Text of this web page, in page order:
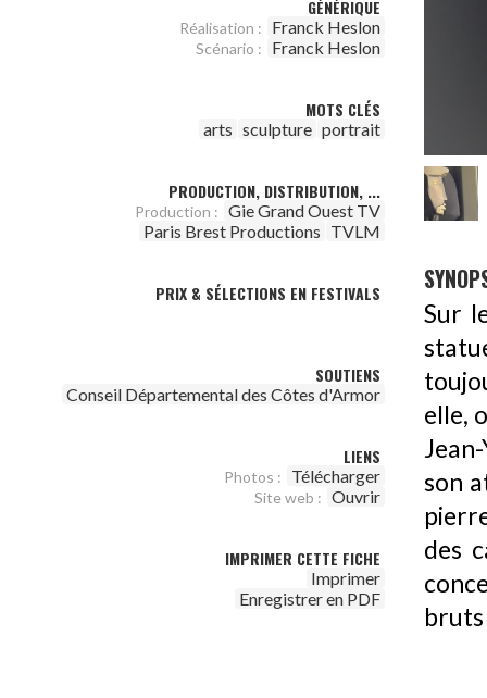
GÉNÉRIQUE
Réalisation : Franck Heslon
Scénario : Franck Heslon
MOTS CLÉS
arts sculpture portrait
PRODUCTION, DISTRIBUTION, ...
Production : Gie Grand Ouest TV
Paris Brest Productions TVLM
PRIX & SÉLECTIONS EN FESTIVALS
SOUTIENS
Conseil Départemental des Côtes d'Armor
LIENS
Photos : Télécharger
Site web : Ouvrir
IMPRIMER CETTE FICHE
Imprimer
Enregistrer en PDF
Sur
elle,
son
des
bruts